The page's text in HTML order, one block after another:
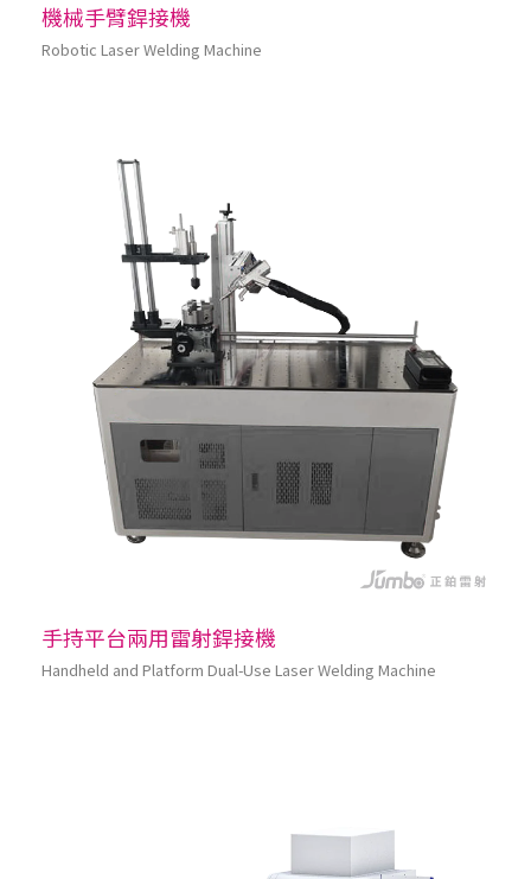
機械手臂銲接機
Robotic Laser Welding Machine
手持平台兩用雷射銲接機
Handheld and Platform Dual-Use Laser Welding Machine